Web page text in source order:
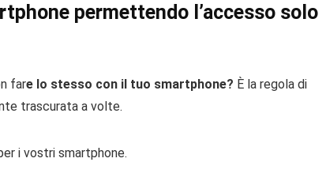
permettendo l’accesso solo
fare lo stesso con il tuo smartphone? È la regola di
trascurata a volte.
i vostri smartphone.